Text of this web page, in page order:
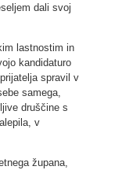
dali svoj
lastnostim in
kandidaturo
spravil v
samega,
druščine s
v
župana,